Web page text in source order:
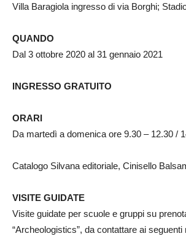
Villa Baragiola ingresso di via Borghi;
QUANDO
Dal 3 ottobre 2020 al 31 gennaio 2021
INGRESSO GRATUITO
ORARI
Da martedì a domenica ore 9.30 – 12.30 /
Catalogo Silvana editoriale, Cinisello
VISITE GUIDATE
Visite guidate per scuole e gruppi su
“Archeologistics”, da contattare ai